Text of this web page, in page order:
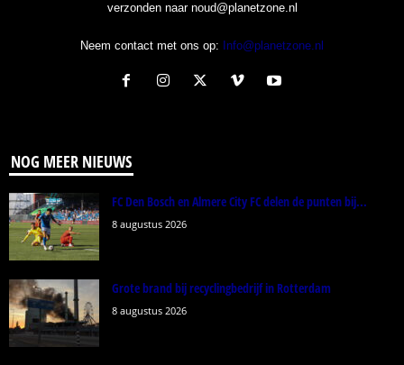
verzonden naar noud@planetzone.nl
Neem contact met ons op: Info@planetzone.nl
NOG MEER NIEUWS
FC Den Bosch en Almere City FC delen de punten bij...
8 augustus 2026
Grote brand bij recyclingbedrijf in Rotterdam
8 augustus 2026